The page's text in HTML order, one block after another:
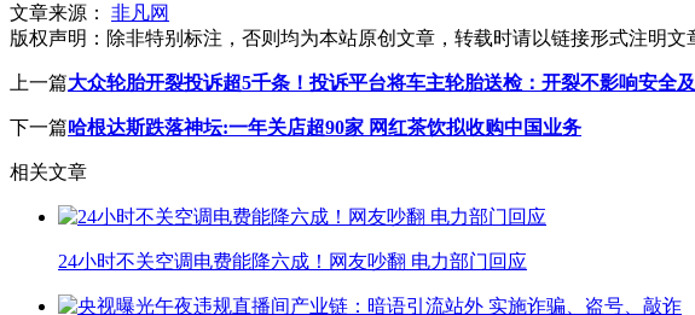
文章来源：
非凡网
版权声明： 除非特别标注，否则均为本站原创文章，转载时请以链接形式注明文
上一篇大众轮胎开裂投诉超5千条！投诉平台将车主轮胎送检：开裂不影响安全
下一篇哈根达斯跌落神坛:一年关店超90家 网红茶饮拟收购中国业务
相关文章
24小时不关空调电费能降六成！网友吵翻 电力部门回应